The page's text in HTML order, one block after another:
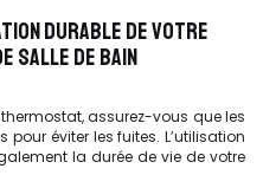
DURABLE DE VOTRE
SALLE DE BAIN
assurez-vous que les
éviter les fuites. L’utilisation
la durée de vie de votre